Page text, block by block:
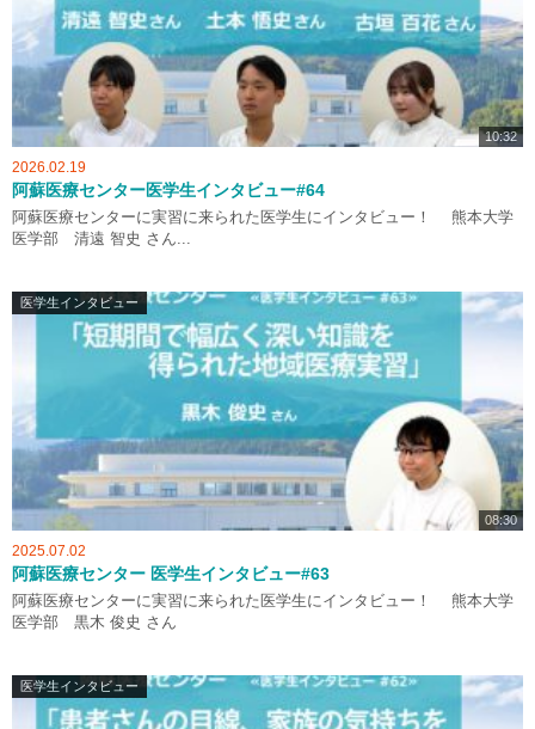
10:32
2026.02.19
阿蘇医療センター医学生インタビュー#64
阿蘇医療センターに実習に来られた医学生にインタビュー！ 熊本大学
医学部 清遠 智史 さん...
医学生インタビュー
08:30
2025.07.02
阿蘇医療センター 医学生インタビュー#63
阿蘇医療センターに実習に来られた医学生にインタビュー！ 熊本大学
医学部 黒木 俊史 さん
医学生インタビュー